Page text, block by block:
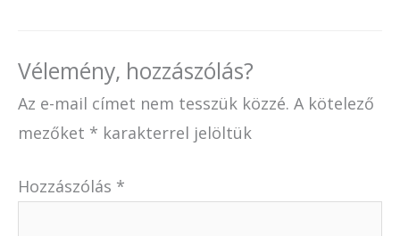
Vélemény, hozzászólás?
Az e-mail címet nem tesszük közzé. A kötelező
mezőket * karakterrel jelöltük
Hozzászólás *